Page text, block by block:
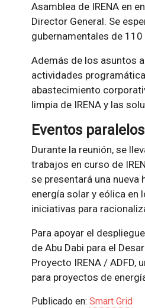
Asamblea de IRENA en
Director General. Se
gubernamentales de
Además de los asuntos
actividades
abastecimiento
limpia de IRENA y las
Eventos paralelos
Durante la reunión, se
trabajos en curso de
se presentará una nueva
energía solar y eólica en
iniciativas para
Para apoyar el
de Abu Dabi para el
Proyecto IRENA /
para proyectos de
Publicado en: Smart Grid